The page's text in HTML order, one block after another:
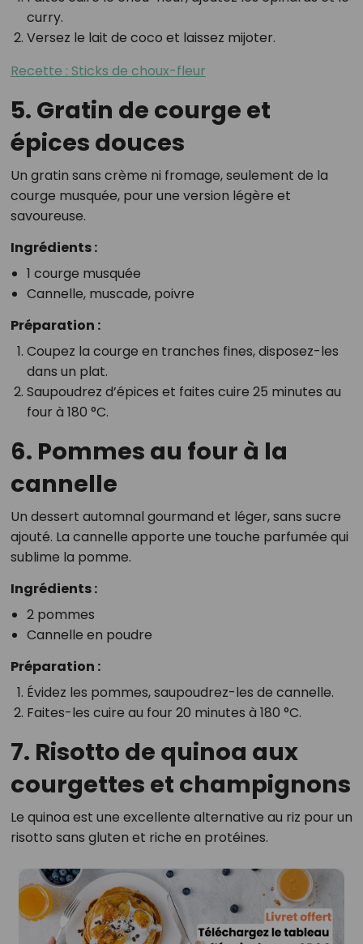
curry.
Versez le lait de coco et laissez mijoter.
Recette : Sticks de choux-fleur
5. Gratin de courge et
épices douces
Un gratin sans crème ni fromage, seulement de la
courge musquée, pour une version légère et
savoureuse.
Ingrédients :
1 courge musquée
Cannelle, muscade, poivre
Préparation :
Coupez la courge en tranches fines, disposez-les
dans un plat.
Saupoudrez d’épices et faites cuire 25 minutes au
four à 180 °C.
6. Pommes au four à la
cannelle
Un dessert automnal gourmand et léger, sans sucre
ajouté. La cannelle apporte une touche parfumée qui
sublime la pomme.
Ingrédients :
2 pommes
Cannelle en poudre
Préparation :
Évidez les pommes, saupoudrez-les de cannelle.
Faites-les cuire au four 20 minutes à 180 °C.
7. Risotto de quinoa aux
courgettes et champignons
Le quinoa est une excellente alternative au riz pour un
risotto sans gluten et riche en protéines.